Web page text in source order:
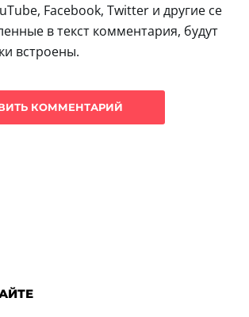
Facebook, Twitter и другие се
в текст комментария, будут
встроены.